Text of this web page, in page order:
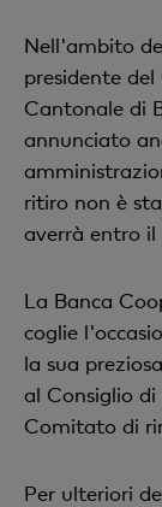
Nell'ambito
presidente
Cantonale di
annunciato
ritiro non è
averrà entro il
La Banca
coglie
la sua
al Consiglio
Comitato di
Per ulteriori